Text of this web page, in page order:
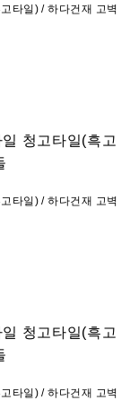
타일) / 하다건재 고벽
타일) / 하다건재 고벽
타일) / 하다건재 고벽